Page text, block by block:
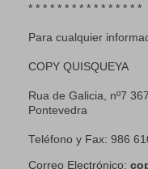
* * * * * * * * * * * * * * * *
Para cualquier
COPY QUISQUEYA
Rua de Galicia, nº7
Pontevedra
Teléfono y Fax: 986
Correo Electrónico: